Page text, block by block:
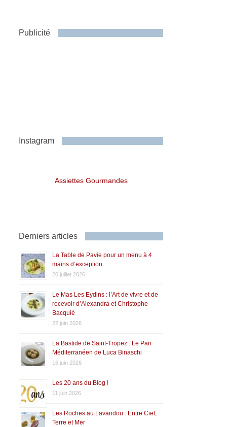
Publicité
Instagram
Assiettes Gourmandes
Derniers articles
La Table de Pavie pour un menu à 4
mains d’exception
20 juillet 2026
Le Mas Les Eydins : l’Art de vivre et de
recevoir d’Alexandra et Christophe
Bacquié
22 juin 2026
La Bastide de Saint-Tropez : Le Pari
Méditerranéen de Luca Binaschi
16 juin 2026
Les 20 ans du Blog !
11 juin 2026
Les Roches au Lavandou : Entre Ciel,
Terre et Mer